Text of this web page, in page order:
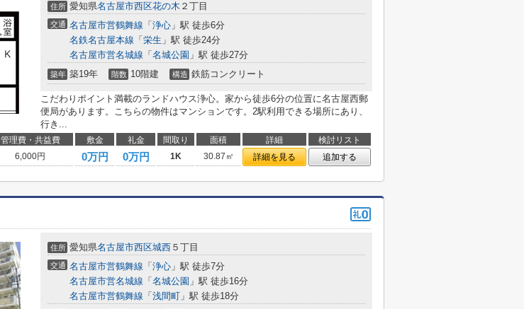
住所 愛知県名古屋市西区花の木 ２丁目
交通 名古屋市営鶴舞線 「 浄心 」駅 徒歩6分
名鉄名古屋本線 「 栄生 」駅 徒歩24分
名古屋市営名城線 「 名城公園 」駅 徒歩27分
築年 築19年 階数 10階建 構造 鉄筋コンクリート
こだわりポイント満載のランドハウス浄心。家から徒歩6分の位置に名古屋西郵
便局があります。こちらの物件はマンションです。2駅利用できる場所にあり、
行き...
管理費・共益費 敷金 礼金 間取り 面積 詳細
検討リスト
6,000円 0万円 0万円 1K 30.87㎡ 詳細を見る 追加する
住所 愛知県名古屋市西区城西 ５丁目
交通 名古屋市営鶴舞線 「 浄心 」駅 徒歩7分
名古屋市営名城線 「 名城公園 」駅 徒歩16分
名古屋市営鶴舞線 「 浅間町 」駅 徒歩18分